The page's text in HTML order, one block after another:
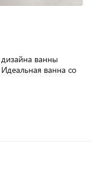
ванны
ванна со